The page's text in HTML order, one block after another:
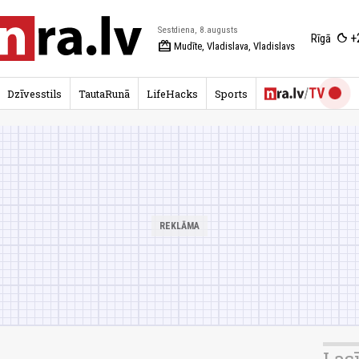
Sestdiena, 8.augusts
redeem Mudīte, Vladislava, Vladislavs
Rīgā
Dzīvesstils TautaRunā LifeHacks Sports